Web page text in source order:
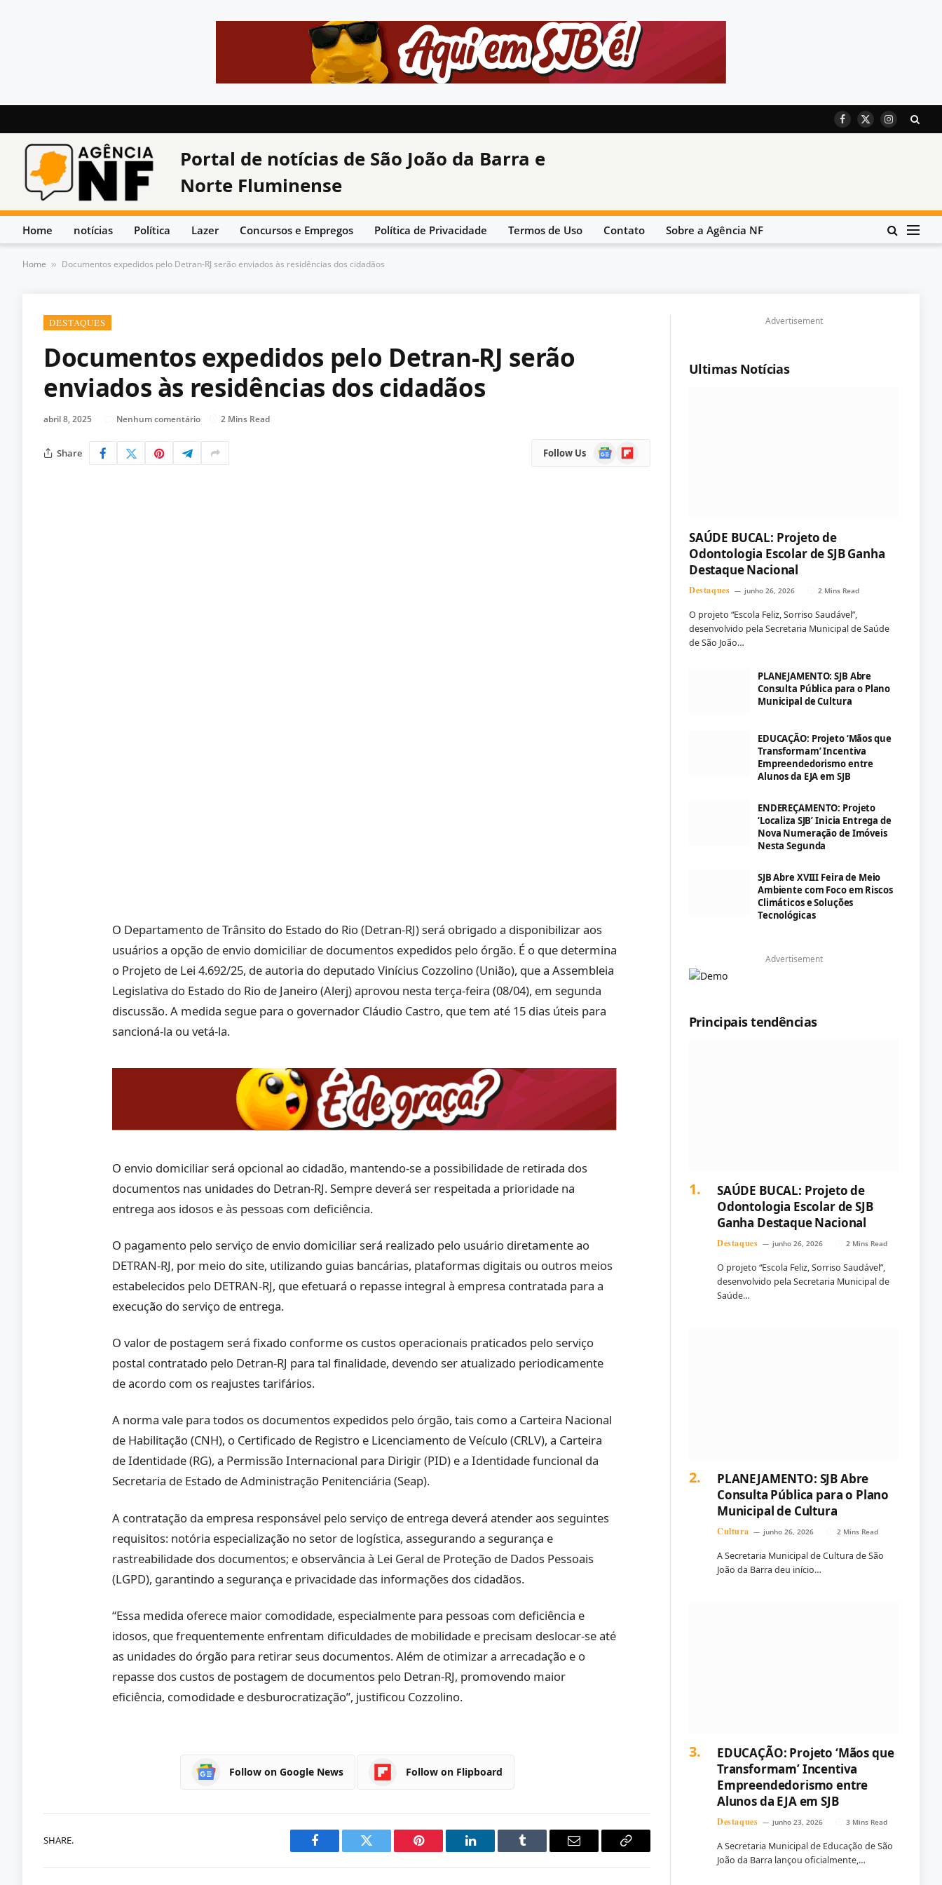
Facebook
X
Instagram
Portal de notícias de São João da Barra e
Norte Fluminense
Home notícias Política Lazer Concursos e Empregos Política de Privacidade Termos de Uso Contato Sobre a Agência NF
Home » Documentos expedidos pelo Detran-RJ serão enviados às residências dos cidadãos
DESTAQUES
Documentos expedidos pelo Detran-RJ serão
enviados às residências dos cidadãos
abril 8, 2025 Nenhum comentário 2 Mins Read
Share Follow Us
Google
News
Flipboard
O Departamento de Trânsito do Estado do Rio (Detran-RJ) será obrigado a disponibilizar aos
usuários a opção de envio domiciliar de documentos expedidos pelo órgão. É o que determina
o Projeto de Lei 4.692/25, de autoria do deputado Vinícius Cozzolino (União), que a Assembleia
Legislativa do Estado do Rio de Janeiro (Alerj) aprovou nesta terça-feira (08/04), em segunda
discussão. A medida segue para o governador Cláudio Castro, que tem até 15 dias úteis para
sancioná-la ou vetá-la.
O envio domiciliar será opcional ao cidadão, mantendo-se a possibilidade de retirada dos
documentos nas unidades do Detran-RJ. Sempre deverá ser respeitada a prioridade na
entrega aos idosos e às pessoas com deficiência.
O pagamento pelo serviço de envio domiciliar será realizado pelo usuário diretamente ao
DETRAN-RJ, por meio do site, utilizando guias bancárias, plataformas digitais ou outros meios
estabelecidos pelo DETRAN-RJ, que efetuará o repasse integral à empresa contratada para a
execução do serviço de entrega.
O valor de postagem será fixado conforme os custos operacionais praticados pelo serviço
postal contratado pelo Detran-RJ para tal finalidade, devendo ser atualizado periodicamente
de acordo com os reajustes tarifários.
A norma vale para todos os documentos expedidos pelo órgão, tais como a Carteira Nacional
de Habilitação (CNH), o Certificado de Registro e Licenciamento de Veículo (CRLV), a Carteira
de Identidade (RG), a Permissão Internacional para Dirigir (PID) e a Identidade funcional da
Secretaria de Estado de Administração Penitenciária (Seap).
A contratação da empresa responsável pelo serviço de entrega deverá atender aos seguintes
requisitos: notória especialização no setor de logística, assegurando a segurança e
rastreabilidade dos documentos; e observância à Lei Geral de Proteção de Dados Pessoais
(LGPD), garantindo a segurança e privacidade das informações dos cidadãos.
“Essa medida oferece maior comodidade, especialmente para pessoas com deficiência e
idosos, que frequentemente enfrentam dificuldades de mobilidade e precisam deslocar-se até
as unidades do órgão para retirar seus documentos. Além de otimizar a arrecadação e o
repasse dos custos de postagem de documentos pelo Detran-RJ, promovendo maior
eficiência, comodidade e desburocratização”, justificou Cozzolino.
Follow on Google News Follow on Flipboard
SHARE.
Facebook Twitter Pinterest LinkedIn Tumblr Email
Copy
Advertisement
Ultimas Notícias
SAÚDE BUCAL: Projeto de
Odontologia Escolar de SJB Ganha
Destaque Nacional
Destaques junho 26, 2026 2 Mins Read
O projeto “Escola Feliz, Sorriso Saudável”,
desenvolvido pela Secretaria Municipal de Saúde
de São João…
PLANEJAMENTO: SJB Abre
Consulta Pública para o Plano
Municipal de Cultura
EDUCAÇÃO: Projeto ‘Mãos que
Transformam’ Incentiva
Empreendedorismo entre
Alunos da EJA em SJB
ENDEREÇAMENTO: Projeto
‘Localiza SJB’ Inicia Entrega de
Nova Numeração de Imóveis
Nesta Segunda
SJB Abre XVIII Feira de Meio
Ambiente com Foco em Riscos
Climáticos e Soluções
Tecnológicas
Advertisement
Principais tendências
SAÚDE BUCAL: Projeto de
Odontologia Escolar de SJB
Ganha Destaque Nacional
Destaques junho 26, 2026 2 Mins Read
O projeto “Escola Feliz, Sorriso Saudável”,
desenvolvido pela Secretaria Municipal de
Saúde…
PLANEJAMENTO: SJB Abre
Consulta Pública para o Plano
Municipal de Cultura
Cultura junho 26, 2026 2 Mins Read
A Secretaria Municipal de Cultura de São
João da Barra deu início…
EDUCAÇÃO: Projeto ‘Mãos que
Transformam’ Incentiva
Empreendedorismo entre
Alunos da EJA em SJB
Destaques junho 23, 2026 3 Mins Read
A Secretaria Municipal de Educação de São
João da Barra lançou oficialmente,…